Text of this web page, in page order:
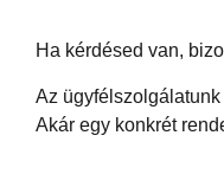
Ha kérdésed van,
Az ügyfélszolgálatunk
Akár egy konkrét